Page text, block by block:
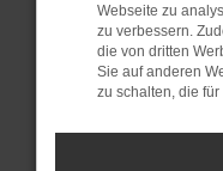
anderen
Fenster?
Starte dein
Webseite zu
zu verbessern.
die von dritten
Sie auf anderen
zu schalten, die